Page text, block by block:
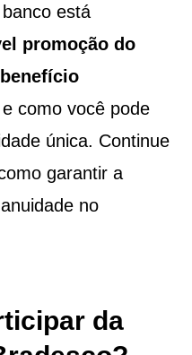
está
promoção do
como você pode
única. Continue
garantir a
no
da